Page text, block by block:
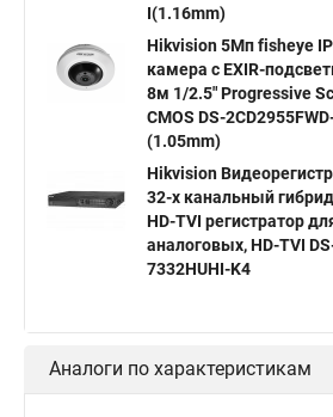
Hikvision poe
Hikvision 2 8 mm Hikvision camera
Видеонаблюдение
Hikvision 2cd2142fwd
Hikvision ds 2cd1148
hikvision ds 2cd2042wd i
Видеокамеры
Камера
Видеокамера hikvision hiwatch
Камера Hikvision ds 2cd2442fwd
I(1.16mm)
Hikvision 5Мп fisheye
камера c EXIR-
8м 1/2.5" Progressive
CMOS DS-
(1.05mm)
Hikvision
32-х канальный
HD-TVI регистратор
аналоговых, HD-TVI
7332HUHI-K4
Аналоги по характеристикам